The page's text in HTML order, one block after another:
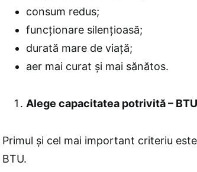
consum redus;
funcționare silențioasă;
durată mare de viață;
aer mai curat și mai sănătos.
Alege capacitatea potrivită –
Primul și cel mai important criteriu
BTU.